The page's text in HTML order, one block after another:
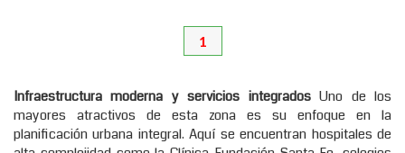
1
Infraestructura moderna y servicios integradosUno de los
mayores atractivos de esta zona es su enfoque en la
planificación urbana integral. Aquí se encuentran hospitales de